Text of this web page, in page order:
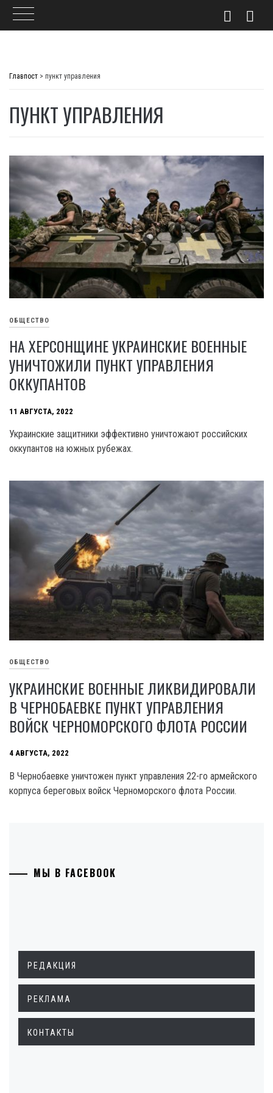
Главпост > пункт управления
ПУНКТ УПРАВЛЕНИЯ
ОБЩЕСТВО
НА ХЕРСОНЩИНЕ УКРАИНСКИЕ ВОЕННЫЕ
УНИЧТОЖИЛИ ПУНКТ УПРАВЛЕНИЯ
ОККУПАНТОВ
11 АВГУСТА, 2022
Украинские защитники эффективно уничтожают российских
оккупантов на южных рубежах.
ОБЩЕСТВО
УКРАИНСКИЕ ВОЕННЫЕ ЛИКВИДИРОВАЛИ
В ЧЕРНОБАЕВКЕ ПУНКТ УПРАВЛЕНИЯ
ВОЙСК ЧЕРНОМОРСКОГО ФЛОТА РОССИИ
4 АВГУСТА, 2022
В Чернобаевке уничтожен пункт управления 22-го армейского
корпуса береговых войск Черноморского флота России.
МЫ В FACEBOOK
РЕДАКЦИЯ
РЕКЛАМА
КОНТАКТЫ